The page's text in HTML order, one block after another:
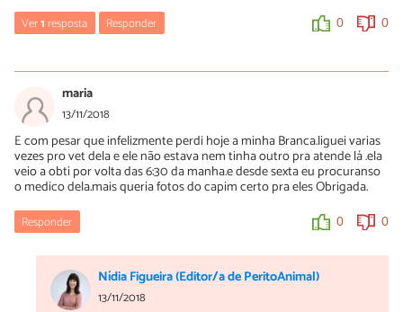
Ver1resposta Responder 0 0
04/03/2019
Oi Adrielle! O feno seco tem a vantagem de ser de fácil
armazenamento e também supre todas as necessidades do
animal. Por esse motivo é mais comum comercializar a versão
seca do que a fresca. O grande problema é encontrar feno de boa
qualidade, porque o mercado tem muitos tipos de feno e nem
todos são bons.
0 0
maria
13/11/2018
E com pesar que infelizmente perdi hoje a minha Branca.liguei varias
vezes pro vet dela e ele não estava nem tinha outro pra atende lá .ela
veio a obti por volta das 6:30 da manha.e desde sexta eu procuranso
o medico dela.mais queria fotos do capim certo pra eles Obrigada.
Responder 0 0
Nídia Figueira (Editor/a de PeritoAnimal)
13/11/2018